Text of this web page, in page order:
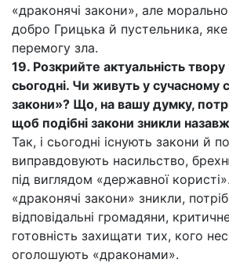
«драконячі закони», але
добро Грицька й пустельника,
перемогу зла.
19. Розкрийте актуальність
сьогодні. Чи живуть у сучасному
закони»? Що, на вашу думку,
щоб подібні закони зникли
Так, і сьогодні існують закони й
виправдовують насильство,
під виглядом «державної
«драконячі закони» зникли,
відповідальні громадяни,
готовність захищати тих, кого
оголошують «драконами».